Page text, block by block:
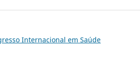
Internacional em Saúde